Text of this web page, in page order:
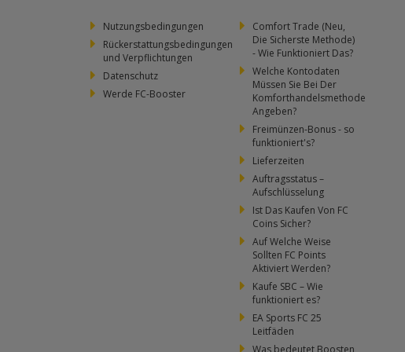
Nutzungsbedingungen
Rückerstattungsbedingungen
und Verpflichtungen
Datenschutz
Werde FC-Booster
Comfort Trade (Neu,
Die Sicherste Methode)
- Wie Funktioniert Das?
Welche Kontodaten
Müssen Sie Bei Der
Komforthandelsmethode
Angeben?
Freimünzen-Bonus - so
funktioniert's?
Lieferzeiten
Auftragsstatus –
Aufschlüsselung
Ist Das Kaufen Von FC
Coins Sicher?
Auf Welche Weise
Sollten FC Points
Aktiviert Werden?
Kaufe SBC – Wie
funktioniert es?
EA Sports FC 25
Leitfäden
Was bedeutet Boosten